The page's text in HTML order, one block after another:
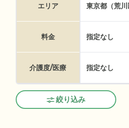
エリア 東京都（荒川
料金 指定なし
介護度/医療 指定なし
絞り込み